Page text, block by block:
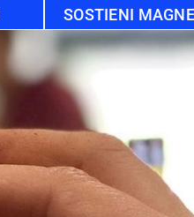
SOSTIENI